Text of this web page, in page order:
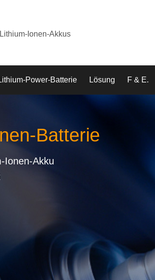
Ionen-Akkus
Power-Batterie Lösung F & E.
Batterie
Ionen-Akku